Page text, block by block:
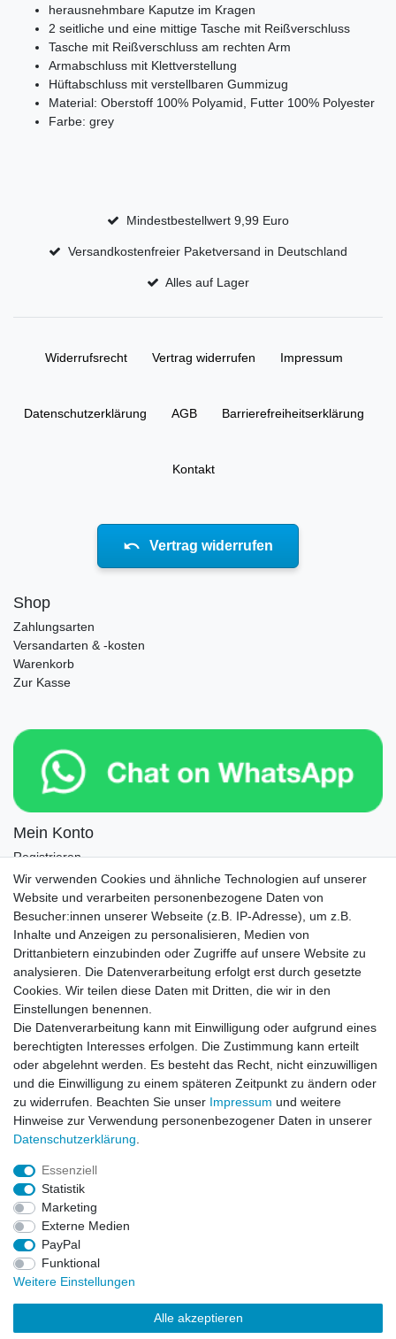
herausnehmbare Kaputze im Kragen
2 seitliche und eine mittige Tasche mit Reißverschluss
Tasche mit Reißverschluss am rechten Arm
Armabschluss mit Klettverstellung
Hüftabschluss mit verstellbaren Gummizug
Material: Oberstoff 100% Polyamid, Futter 100% Polyester
Farbe: grey
Mindestbestellwert 9,99 Euro
Versandkostenfreier Paketversand in Deutschland
Alles auf Lager
Widerrufs­recht Vertrag widerrufen Impressum
Daten­schutz­erklärung AGB Barrierefreiheitserklärung
Kontakt
Vertrag widerrufen
Shop
Zahlungsarten
Versandarten & -kosten
Warenkorb
Zur Kasse
Mein Konto
Registrieren
Login
Newsletter
E-MAIL **
Newsletter
Honig
Hiermit bestätige ich, dass ich die
Einwilligung kann ich jederzeit widerrufen.**
Abonnieren
** Hierbei handelt es sich um ein Pflichtfeld.
Wir verwenden Cookies und ähnliche Technologien auf unserer
Website und verarbeiten personenbezogene Daten von
Besucher:innen unserer Webseite (z.B. IP-Adresse), um z.B.
Inhalte und Anzeigen zu personalisieren, Medien von
Drittanbietern einzubinden oder Zugriffe auf unsere Website zu
analysieren. Die Datenverarbeitung erfolgt erst durch gesetzte
Cookies. Wir teilen diese Daten mit Dritten, die wir in den
Einstellungen benennen.
Die Datenverarbeitung kann mit Einwilligung oder aufgrund eines
berechtigten Interesses erfolgen. Die Zustimmung kann erteilt
oder abgelehnt werden. Es besteht das Recht, nicht einzuwilligen
und die Einwilligung zu einem späteren Zeitpunkt zu ändern oder
zu widerrufen. Beachten Sie unser Impressum und weitere
Hinweise zur Verwendung personenbezogener Daten in unserer
Daten­schutz­erklärung
Essenziell
Statistik
Marketing
Externe Medien
PayPal
Funktional
Weitere Einstellungen
Alle akzeptieren